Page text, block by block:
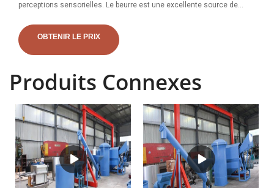
perceptions sensorielles. Le beurre est une excellente source de
peut être utilisé comme matière première pour la presse à huile. Le
coprah contient 60 à 65 % d’huile. Après un pressage en double étape,
constitue une excellente source de complément protéique pour les
l'offre/demande et la production/consommation pour tous les
produits de base et marchés à terme – de l'aluminium au zinc, y
compris tous les principaux marchés des taux d'intérêt, des devises,
de l'énergie, des céréales et des contrats à terme sur indices
boursiers. Plus de 900 tableaux, graphiques et tableaux de prix de
données historiques, dont beaucoup indiquent les prix. Lavage
OBTENIR LE PRIX
Produits Connexes